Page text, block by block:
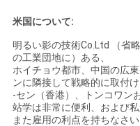
米国について:
明るい影の技術Co.Ltd （省
の工業団地に）ある、
ホイチョウ都市、中国の広
ンに隣接して戦略的に取付
-セン（香港）、トンコワン
站学は非常に便利、および
また雇用の利点を持ちなさい